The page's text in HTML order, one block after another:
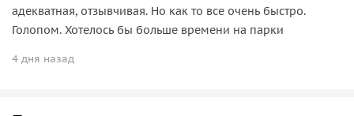
адекватная, отзывчивая. Но как то все очень быстро.
Голопом. Хотелось бы больше времени на парки
4 дня назад